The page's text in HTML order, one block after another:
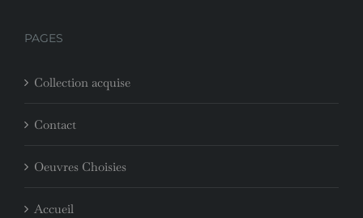
PAGES
Collection acquise
Contact
Oeuvres Choisies
Accueil